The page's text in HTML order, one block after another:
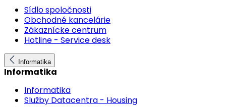
Sídlo spoločnosti
Obchodné kancelárie
Zákaznícke centrum
Hotline - Service desk
Informatika
Informatika
Informatika
Služby Datacentra - Housing